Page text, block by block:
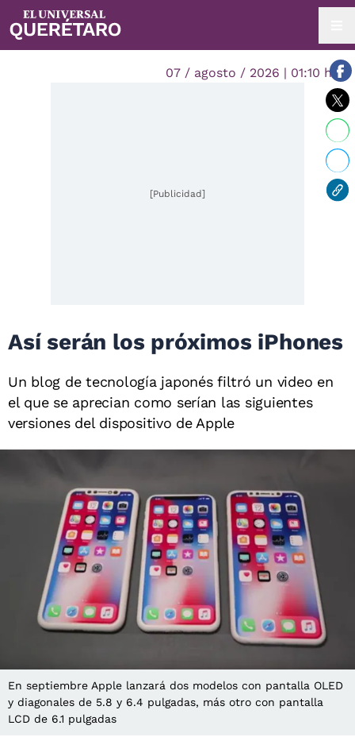
07 / agosto / 2026 | 01:10 hrs.
[Publicidad]
Así serán los próximos iPhones
Un blog de tecnología japonés filtró un video en
el que se aprecian como serían las siguientes
versiones del dispositivo de Apple
En septiembre Apple lanzará dos modelos con pantalla OLED
y diagonales de 5.8 y 6.4 pulgadas, más otro con pantalla
LCD de 6.1 pulgadas